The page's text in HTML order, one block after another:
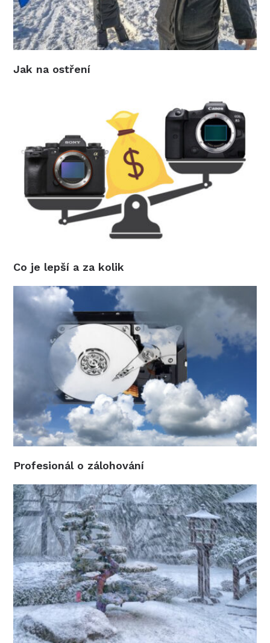
Jak na ostření
Co je lepší a za kolik
Profesionál o zálohování